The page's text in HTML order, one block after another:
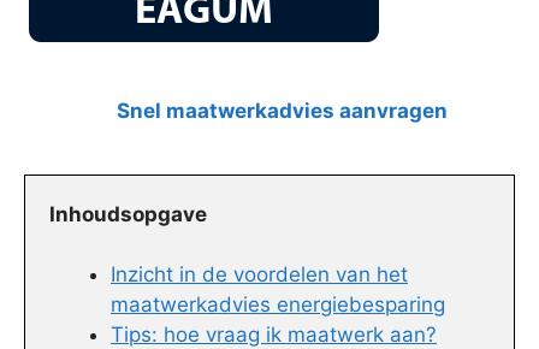
Snel maatwerkadvies aanvragen
Inhoudsopgave
Inzicht in de voordelen van het
maatwerkadvies energiebesparing
Tips: hoe vraag ik maatwerk aan?